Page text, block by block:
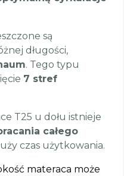
są
długości,
. Tego typu
7 stref
T25 u dołu istnieje
całego
czas użytkowania.
materaca może